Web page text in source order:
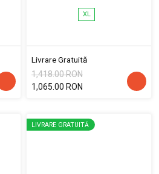
XL
Livrare Gratuită
1,418.00 RON
1,065.00 RON
LIVRARE GRATUITĂ